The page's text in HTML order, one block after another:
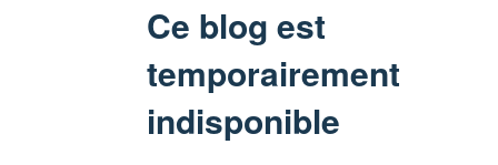
Ce blog est
temporairement
indisponible